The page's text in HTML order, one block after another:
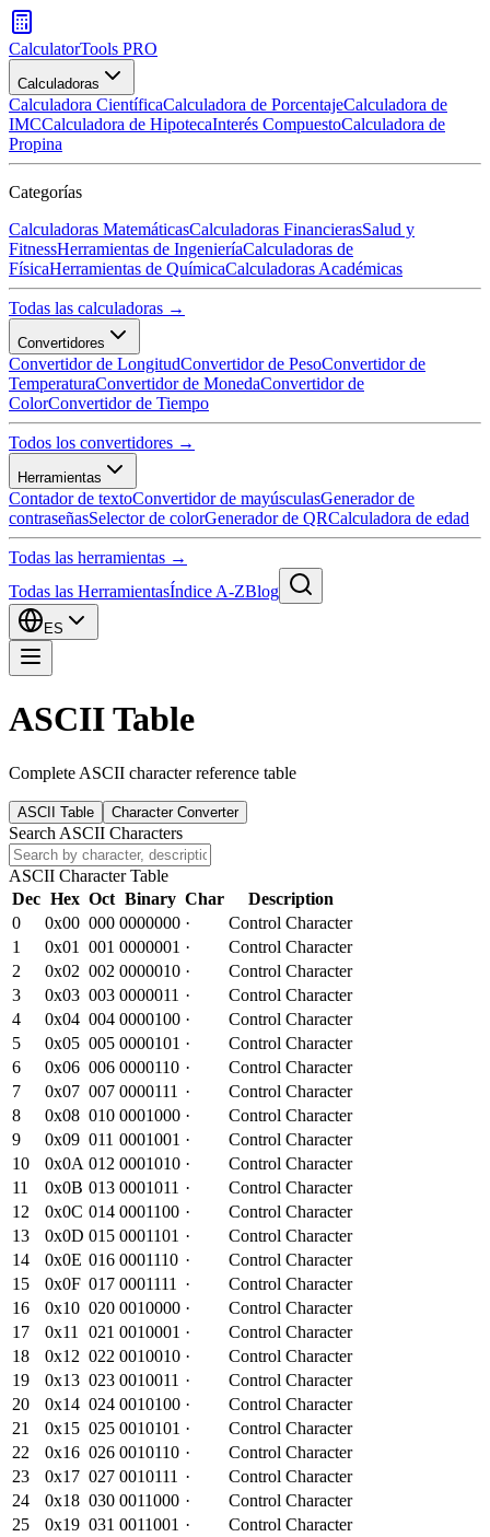
CalculatorTools PRO
Calculadoras
Calculadora CientíficaCalculadora de PorcentajeCalculadora de
IMCCalculadora de HipotecaInterés CompuestoCalculadora de
Propina
Categorías
Calculadoras MatemáticasCalculadoras FinancierasSalud y
FitnessHerramientas de IngenieríaCalculadoras de
FísicaHerramientas de QuímicaCalculadoras Académicas
Todas las calculadoras →
Convertidores
Convertidor de LongitudConvertidor de PesoConvertidor de
TemperaturaConvertidor de MonedaConvertidor de
ColorConvertidor de Tiempo
Todos los convertidores →
Herramientas
Contador de textoConvertidor de mayúsculasGenerador de
contraseñasSelector de colorGenerador de QRCalculadora de edad
Todas las herramientas →
Todas las HerramientasÍndice A-ZBlog
ES
ASCII Table
Complete ASCII character reference table
ASCII Table Character Converter
Search ASCII Characters
ASCII Character Table
Dec Hex Oct Binary Char
Description
0
0x00 000 0000000 ·
Control Character
1
0x01 001 0000001 ·
Control Character
2
0x02 002 0000010 ·
Control Character
3
0x03 003 0000011 ·
Control Character
4
0x04 004 0000100 ·
Control Character
5
0x05 005 0000101 ·
Control Character
6
0x06 006 0000110 ·
Control Character
7
0x07 007 0000111 ·
Control Character
8
0x08 010 0001000 ·
Control Character
9
0x09 011 0001001 ·
Control Character
10
0x0A 012 0001010 ·
Control Character
11
0x0B 013 0001011 ·
Control Character
12
0x0C 014 0001100 ·
Control Character
13
0x0D 015 0001101 ·
Control Character
14
0x0E 016 0001110 ·
Control Character
15
0x0F 017 0001111 ·
Control Character
16
0x10 020 0010000 ·
Control Character
17
0x11 021 0010001 ·
Control Character
18
0x12 022 0010010 ·
Control Character
19
0x13 023 0010011 ·
Control Character
20
0x14 024 0010100 ·
Control Character
21
0x15 025 0010101 ·
Control Character
22
0x16 026 0010110 ·
Control Character
23
0x17 027 0010111 ·
Control Character
24
0x18 030 0011000 ·
Control Character
25
0x19 031 0011001 ·
Control Character